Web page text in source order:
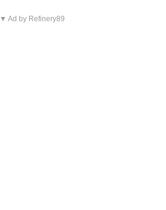
▼ Ad by Refinery89